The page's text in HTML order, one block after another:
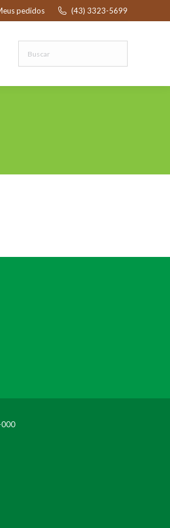
pedidos (43) 3323-5699
000